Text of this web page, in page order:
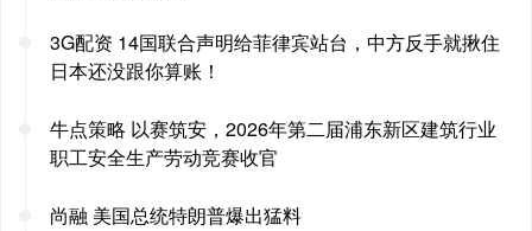
3G配资 14国联合声明给菲律宾站台，中方反手就揪住
日本还没跟你算账！
牛点策略 以赛筑安，2026年第二届浦东新区建筑行业
职工安全生产劳动竞赛收官
尚融 美国总统特朗普爆出猛料